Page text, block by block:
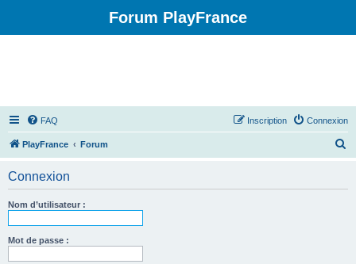
Forum PlayFrance
FAQ Connexion
Inscription
PlayFrance Forum
Connexion
Nom d’utilisateur :
Mot de passe :